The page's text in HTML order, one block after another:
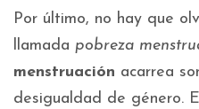
Por último, no hay que
llamada pobreza
menstruación acarrea
desigualdad de género.